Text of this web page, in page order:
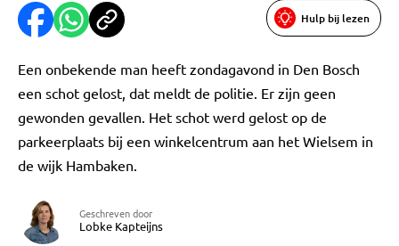
Hulp bij lezen
Een onbekende man heeft zondagavond in Den Bosch
een schot gelost, dat meldt de politie. Er zijn geen
gewonden gevallen. Het schot werd gelost op de
parkeerplaats bij een winkelcentrum aan het Wielsem in
de wijk Hambaken.
Geschreven door
Lobke Kapteijns